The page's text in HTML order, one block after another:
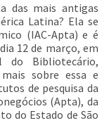
das mais antigas
Latina? Ela se
(IAC-Apta) e é
12 de março, em
do Bibliotecário,
sobre essa e
de pesquisa da
(Apta), da
do Estado de São